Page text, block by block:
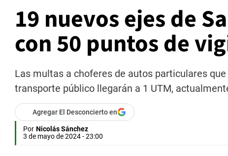
19 nuevos ejes de
con 50 puntos de
Las multas a choferes de autos particulares
transporte público llegarán a 1 UTM,
Agregar El Desconcierto en
Por Nicolás Sánchez
3 de mayo de 2024 - 23:00